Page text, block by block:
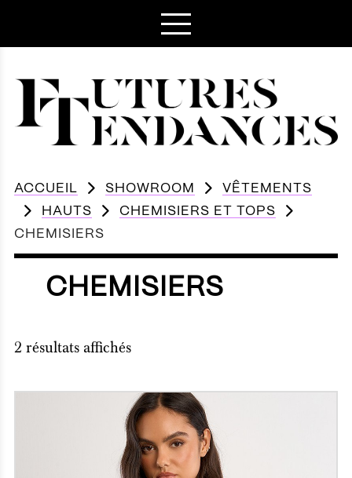
ACCUEIL SHOWROOM
VÊTEMENTS
HAUTS
CHEMISIERS ET TOPS
CHEMISIERS
CHEMISIERS
2 résultats affichés